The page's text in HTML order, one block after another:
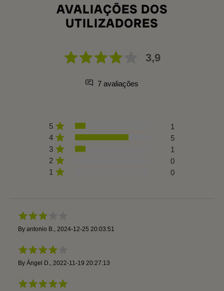
AVALIAÇÕES DOS
UTILIZADORES
3,9
7 avaliações
5
1
4
5
3
1
2
0
1
0
By antonio B. 2024-12-25 20:03:51
By Ángel D. 2022-11-19 20:27:13